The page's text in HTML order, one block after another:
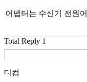
어뎁터는 수신기 전원
Total Reply 1
디컴